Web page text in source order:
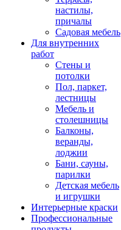
настилы,
причалы
Садовая мебель
Для внутренних
работ
Стены и
потолки
Пол, паркет,
лестницы
Мебель и
столешницы
Балконы,
веранды,
лоджии
Бани, сауны,
парилки
Детская мебель
и игрушки
Интерьерные краски
Профессиональные